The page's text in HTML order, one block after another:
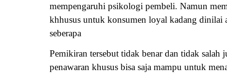
mempengaruhi psikologi pembeli. Namun
khhusus untuk konsumen loyal kadang dinilai
seberapa
Pemikiran tersebut tidak benar dan tidak salah
penawaran khusus bisa saja mampu untuk